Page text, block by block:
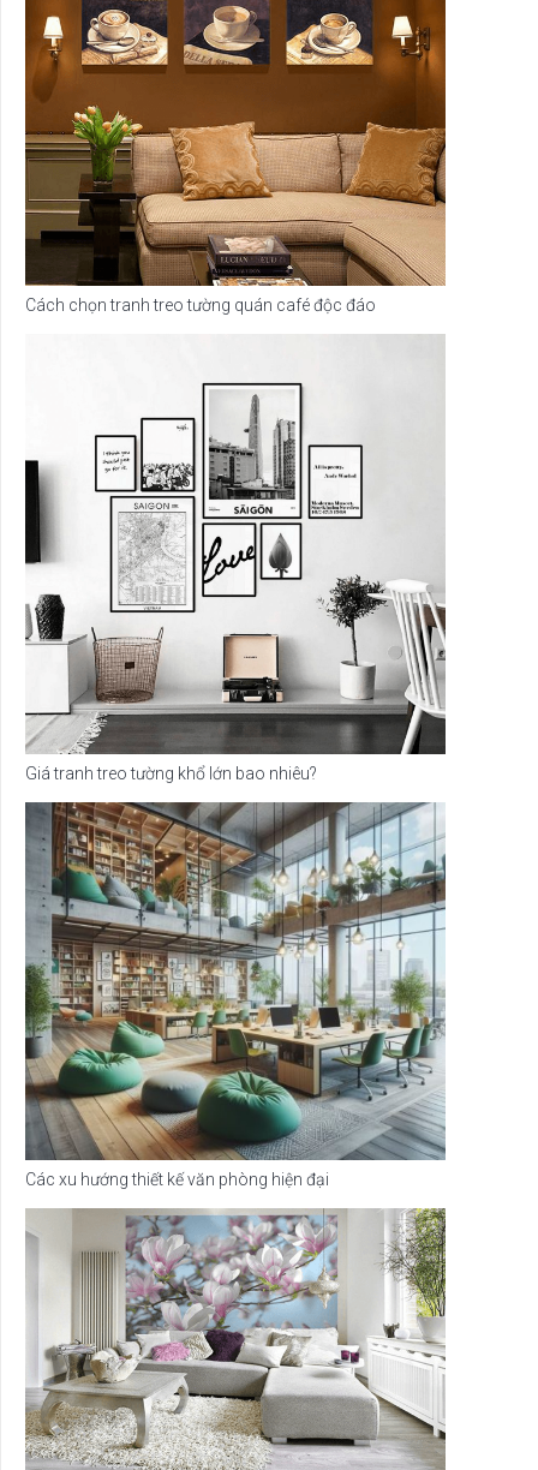
Cách chọn tranh treo tường quán café độc đáo
Giá tranh treo tường khổ lớn bao nhiêu?
Các xu hướng thiết kế văn phòng hiện đại